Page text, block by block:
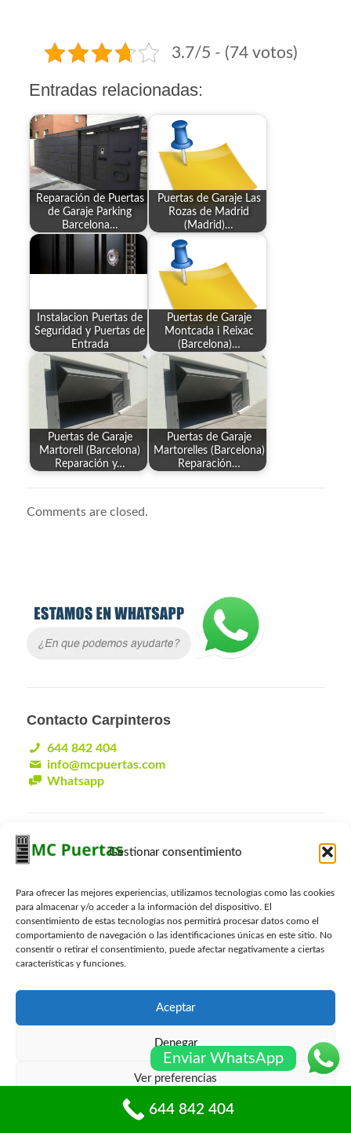
Gestionar consentimiento
Para ofrecer las mejores experiencias, utilizamos tecnologías como las cookies
para almacenar y/o acceder a la información del dispositivo. El
consentimiento de estas tecnologías nos permitirá procesar datos como el
comportamiento de navegación o las identificaciones únicas en este sitio. No
consentir o retirar el consentimiento, puede afectar negativamente a ciertas
características y funciones.
Aceptar
Denegar
Ver preferencias
Política de cookiesPolíticas de privacidad
3.7/5 - (74 votos)
Entradas relacionadas:
Reparación de Puertas
de Garaje Parking
Barcelona…
Puertas de Garaje Las
Rozas de Madrid
(Madrid)…
Instalacion Puertas de
Seguridad y Puertas de
Entrada
Puertas de Garaje
Montcada i Reixac
(Barcelona)…
Puertas de Garaje
Martorell (Barcelona)
Reparación y…
Puertas de Garaje
Martorelles (Barcelona)
Reparación…
Comments are closed.
Contacto Carpinteros
644 842 404
info@mcpuertas.com
Whatsapp
Presupuesto Gratis
Email*
Enviar WhatsApp
644 842 404